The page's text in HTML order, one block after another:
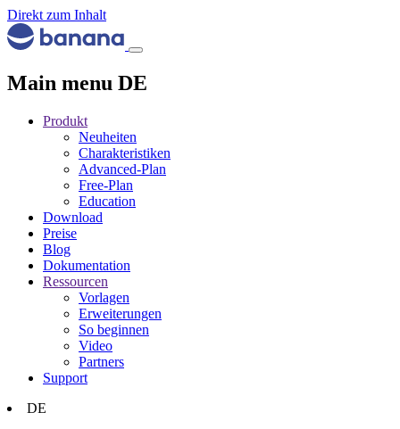
Direkt zum Inhalt
Main menu DE
Produkt
Neuheiten
Charakteristiken
Advanced-Plan
Free-Plan
Education
Download
Preise
Blog
Dokumentation
Ressourcen
Vorlagen
Erweiterungen
So beginnen
Video
Partners
Support
DE